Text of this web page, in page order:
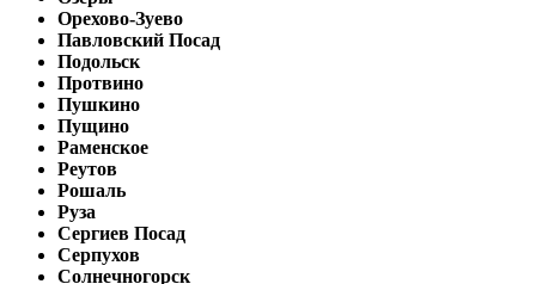
Орехово-Зуево
Павловский Посад
Подольск
Протвино
Пушкино
Пущино
Раменское
Реутов
Рошаль
Руза
Сергиев Посад
Серпухов
Солнечногорск